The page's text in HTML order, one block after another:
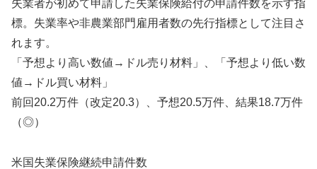
失業者が初めて申請した失業保険給付の申請件数を示す指
標。失業率や非農業部門雇用者数の先行指標として注目さ
れます。
「予想より高い数値→ドル売り材料」、「予想より低い数
値→ドル買い材料」
前回20.2万件（改定20.3）、予想20.5万件、結果18.7万件
（◎）
米国失業保険継続申請件数